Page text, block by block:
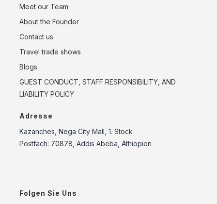
Meet our Team
About the Founder
Contact us
Travel trade shows
Blogs
GUEST CONDUCT, STAFF RESPONSIBILITY, AND
LIABILITY POLICY
Adresse
Kazanches, Nega City Mall, 1. Stock
Postfach: 70878, Addis Abeba, Äthiopien
Folgen Sie Uns